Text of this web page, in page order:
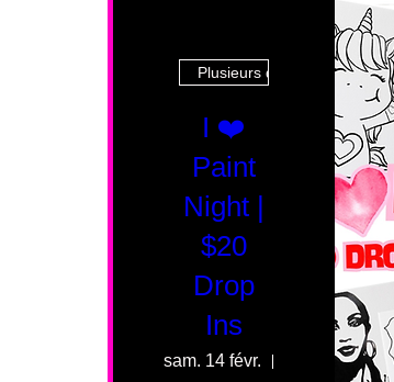
Plusieurs dates
I ❤️
Paint
Night |
$20
Drop
Ins
sam. 14 févr. 55 Fairmount